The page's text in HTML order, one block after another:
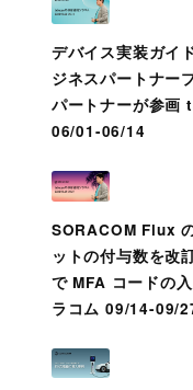
デバイス実装ガイ
ジネスパートナー
パートナーが参画
06/01-06/14
SORACOM Flux
ットの付与数を改
で MFA コードの
ラコム 09/14-09/